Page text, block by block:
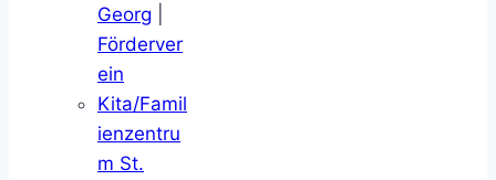
Georg
Förderver
ein
Kita/Famil
ienzentru
m St.